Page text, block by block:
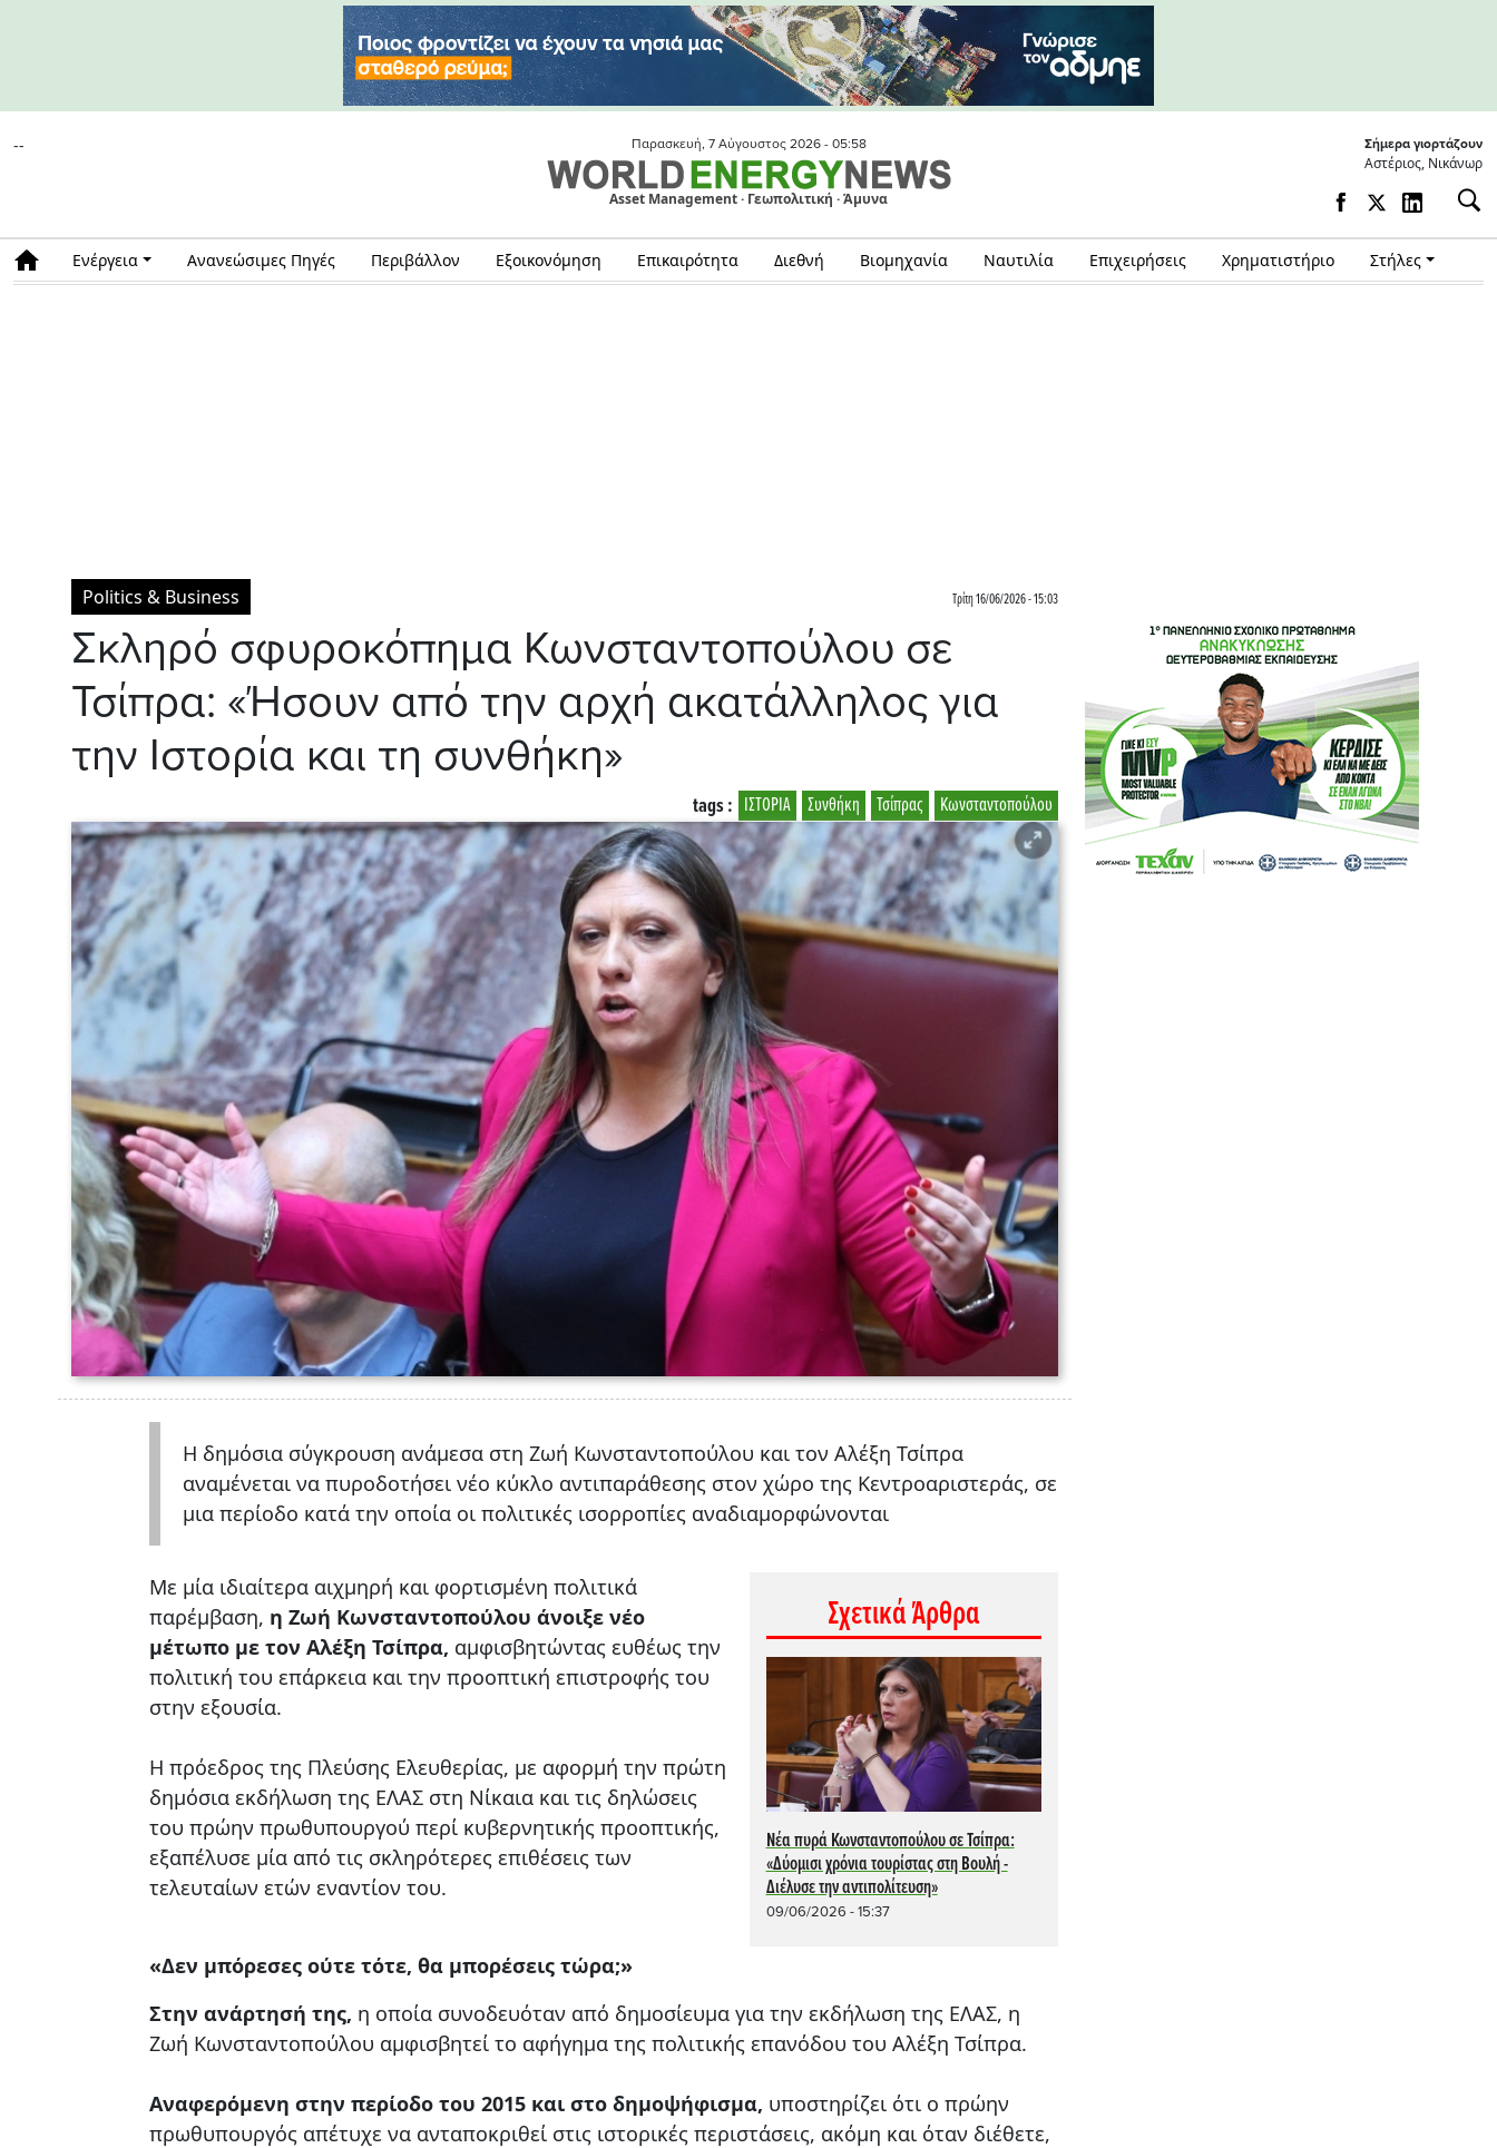
-- Παρασκευή, 7 Αύγουστος 2026 - 05:58
Asset Management · Γεωπολιτική · Άμυνα
Σήμερα γιορτάζουν
Αστέριος, Νικάνωρ
Ενέργεια Ανανεώσιμες Πηγές Περιβάλλον Εξοικονόμηση Επικαιρότητα Διεθνή Βιομηχανία Ναυτιλία Επιχειρήσεις Χρηματιστήριο Στήλες
Politics & Business Τρίτη 16/06/2026 - 15:03
Σκληρό σφυροκόπημα Κωνσταντοπούλου σε
Τσίπρα: «Ήσουν από την αρχή ακατάλληλος για
την Ιστορία και τη συνθήκη»
Κωνσταντοπούλου
Τσίπρας
Συνθήκη
ΙΣΤΟΡΙΑ
tags :
Η δημόσια σύγκρουση ανάμεσα στη Ζωή Κωνσταντοπούλου και τον Αλέξη Τσίπρα
αναμένεται να πυροδοτήσει νέο κύκλο αντιπαράθεσης στον χώρο της Κεντροαριστεράς, σε
μια περίοδο κατά την οποία οι πολιτικές ισορροπίες αναδιαμορφώνονται
Σχετικά Άρθρα
Νέα πυρά Κωνσταντοπούλου σε Τσίπρα:
«Δύομισι χρόνια τουρίστας στη Βουλή -
Διέλυσε την αντιπολίτευση»
09/06/2026 - 15:37
Με μία ιδιαίτερα αιχμηρή και φορτισμένη πολιτικά
παρέμβαση, η Ζωή Κωνσταντοπούλου άνοιξε νέο
μέτωπο με τον Αλέξη Τσίπρα, αμφισβητώντας ευθέως την
πολιτική του επάρκεια και την προοπτική επιστροφής του
στην εξουσία.
Η πρόεδρος της Πλεύσης Ελευθερίας, με αφορμή την πρώτη
δημόσια εκδήλωση της ΕΛΑΣ στη Νίκαια και τις δηλώσεις
του πρώην πρωθυπουργού περί κυβερνητικής προοπτικής,
εξαπέλυσε μία από τις σκληρότερες επιθέσεις των
τελευταίων ετών εναντίον του.
«Δεν μπόρεσες ούτε τότε, θα μπορέσεις τώρα;»
Στην ανάρτησή της, η οποία συνοδευόταν από δημοσίευμα για την εκδήλωση της ΕΛΑΣ, η
Ζωή Κωνσταντοπούλου αμφισβητεί το αφήγημα της πολιτικής επανόδου του Αλέξη Τσίπρα.
Αναφερόμενη στην περίοδο του 2015 και στο δημοψήφισμα, υποστηρίζει ότι ο πρώην
πρωθυπουργός απέτυχε να ανταποκριθεί στις ιστορικές περιστάσεις, ακόμη και όταν διέθετε,